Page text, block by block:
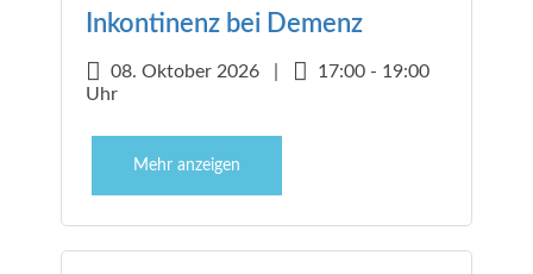
Inkontinenz bei Demenz
08. Oktober 2026 |
17:00 - 19:00
Uhr
Mehr anzeigen